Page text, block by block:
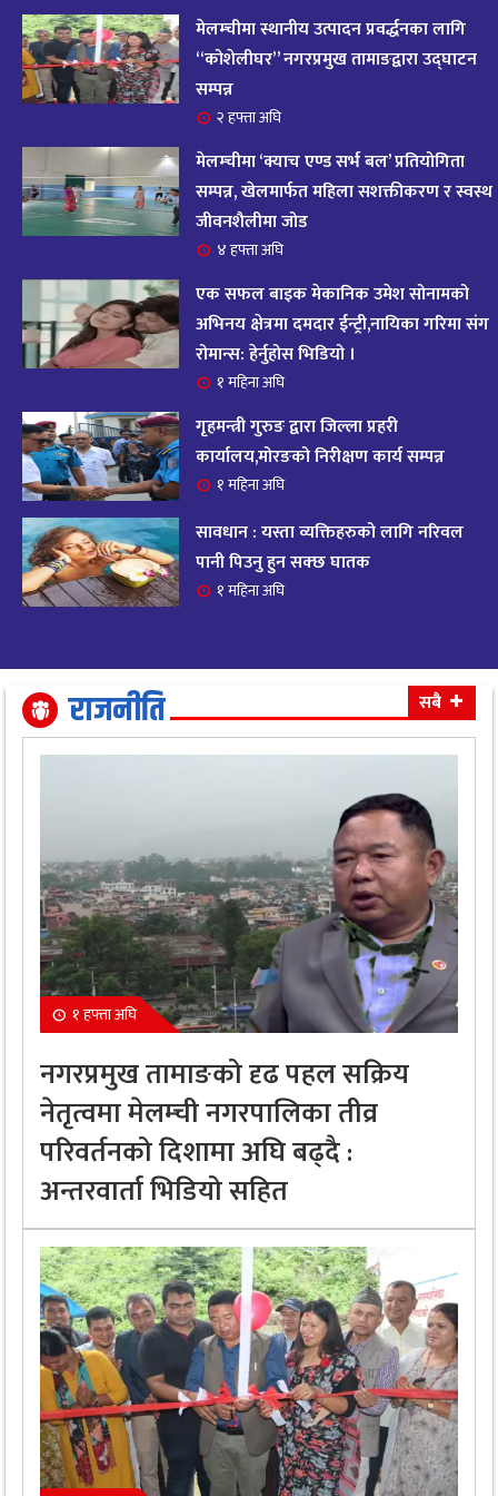
१४ आज २०८२ साल भदौ १६ गते सोमबारको राशिफल
११ महिना अघि
१५
आजको राशिफल : २०८२ भदौ १२ गते बिहीवार, २८
अगस्ट २०२५
११ महिना अघि
१६ आजको राशिफल – २०८२ साल भाद्र १० गते, मंगलबार
१७ आजको राशिफल – २०८२ साल भाद्र १० गते, मंगलबार
११ महिना अघि
१८
आजको राशिफल : आइतवार, ८ भदौ २०८२ (२४ अगस्ट
२०२५)
११ महिना अघि
१९ आजको राशिफल २०८२ भदाै ४ गते, बुधवार
११ महिना अघि
धैर्यले सफलता मिल्नेछ
११ महिना अघि
मेलम्चीमा स्थानीय उत्पादन प्रवर्द्धनका लागि
“कोशेलीघर” नगरप्रमुख तामाङद्वारा उद्घाटन
सम्पन्न
२ हफ्ता अघि
मेलम्चीमा ‘क्याच एण्ड सर्भ बल’ प्रतियोगिता
सम्पन्न, खेलमार्फत महिला सशक्तीकरण र स्वस्थ
जीवनशैलीमा जोड
४ हफ्ता अघि
एक सफल बाइक मेकानिक उमेश सोनामको
अभिनय क्षेत्रमा दमदार ईन्ट्री,नायिका गरिमा संग
रोमान्स: हेर्नुहोस भिडियो ।
१ महिना अघि
गृहमन्त्री गुरुङ द्वारा जिल्ला प्रहरी
कार्यालय,मोरङको निरीक्षण कार्य सम्पन्न
१ महिना अघि
सावधान : यस्ता व्यक्तिहरुको लागि नरिवल
पानी पिउनु हुन सक्छ घातक
१ महिना अघि
राजनीति सबै
१ हफ्ता अघि
नगरप्रमुख तामाङको दृढ पहल सक्रिय
नेतृत्वमा मेलम्ची नगरपालिका तीव्र
परिवर्तनको दिशामा अघि बढ्दै :
अन्तरवार्ता भिडियो सहित